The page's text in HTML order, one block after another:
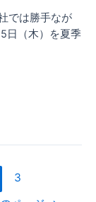
では勝手なが
日（木）を夏季
3